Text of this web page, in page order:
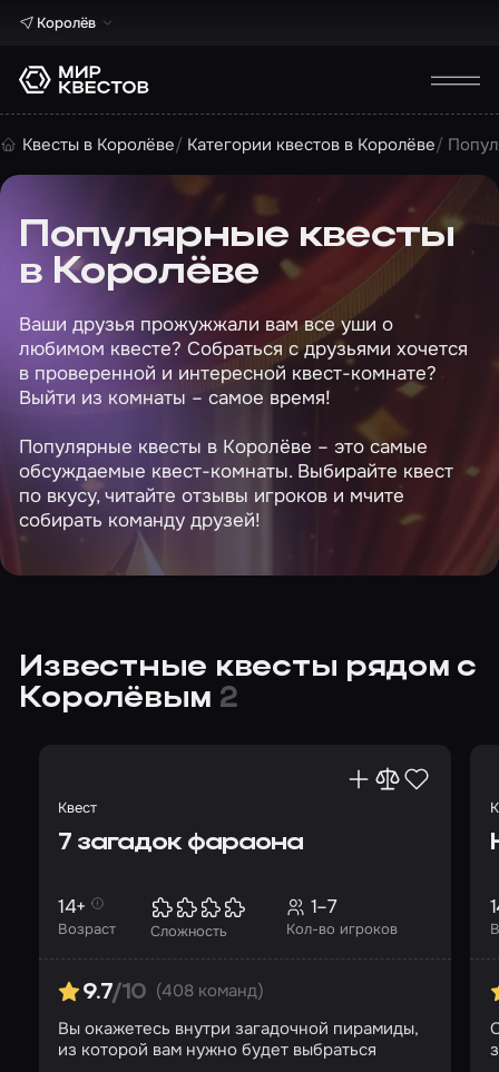
Королёв
Квесты в Королёве Категории квестов в Королёве
Популярные квесты
в Королёве
Ваши друзья прожужжали вам все уши о
любимом квесте? Собраться с друзьями хочется
в проверенной и интересной квест-комнате?
Выйти из комнаты – самое время!
Популярные квесты в Королёве – это самые
обсуждаемые квест-комнаты. Выбирайте квест
по вкусу, читайте отзывы игроков и мчите
собирать команду друзей!
Известные квесты рядом с
Королёвым 2
Квест
7 загадок фараона
Возраст
14+
Сложность Кол-во игроков
1–7
9.7/10 (408 команд)
Вы окажетесь внутри загадочной пирамиды,
из которой вам нужно будет выбраться